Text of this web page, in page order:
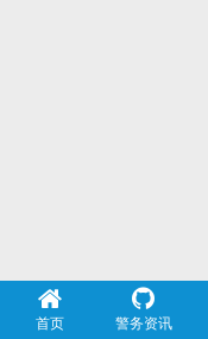
首页 警务资讯